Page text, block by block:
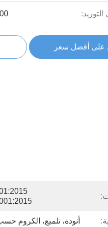
التوريد: 5000،
على أفضل سعر
أنودة، تلميع، الكروم